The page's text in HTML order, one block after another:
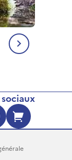
4
clé 5
clé 6
clé 7clé 8
chiffre clé 9
au chiffre clé 10
au chiffre clé 11
Chiffre
dans une
dans
(s'ouvre